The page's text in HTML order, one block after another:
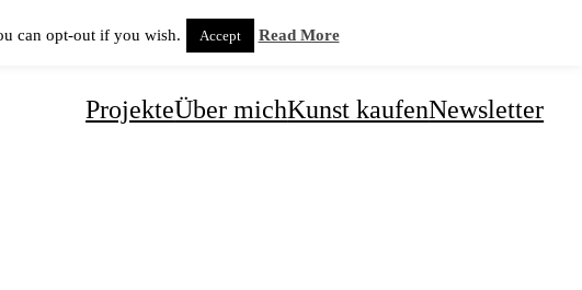
ProjekteÜber michKunst kaufenNewsletter
can opt-out if you wish. Accept Read More